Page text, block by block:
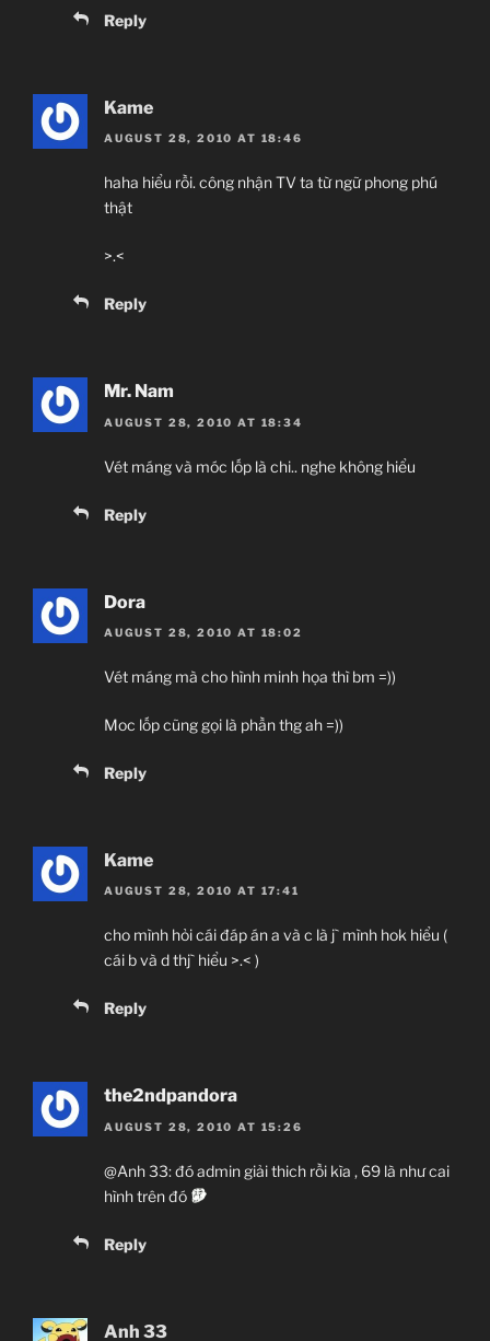
Reply
Kame
AUGUST 28, 2010 AT 18:46
haha hiểu rồi. công nhận TV ta từ ngữ phong phú
thật
>.<
Reply
Mr. Nam
AUGUST 28, 2010 AT 18:34
Vét máng và móc lốp là chi.. nghe không hiểu
Reply
Dora
AUGUST 28, 2010 AT 18:02
Vét máng mà cho hình minh họa thì bm =))
Moc lốp cũng gọi là phần thg ah =))
Reply
Kame
AUGUST 28, 2010 AT 17:41
cho mình hỏi cái đáp án a và c là j` mình hok hiểu (
cái b và d thj` hiểu >.< )
Reply
the2ndpandora
AUGUST 28, 2010 AT 15:26
@Anh 33: đó admin giải thich rồi kìa , 69 là như cai
hình trên đó
Reply
Anh 33